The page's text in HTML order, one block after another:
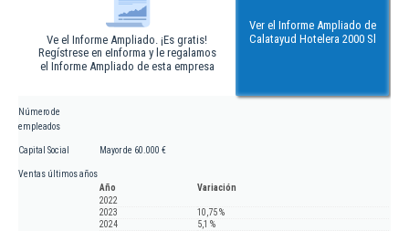
Ve el Informe Ampliado. ¡Es gratis!
Regístrese en eInforma y le regalamos
el Informe Ampliado de esta empresa
Ver el Informe Ampliado de
Calatayud Hotelera 2000 Sl
Número de
empleados
Capital Social Mayor de 60.000 €
Ventas últimos años
Año
Variación
2022
2023
10,75 %
2024
5,1 %